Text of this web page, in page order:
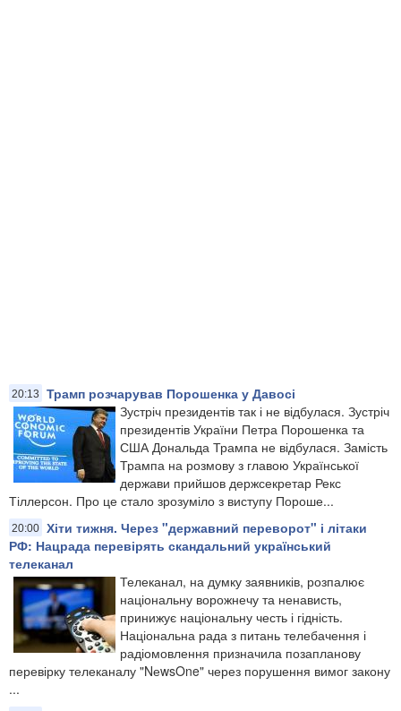
20:13
Трамп розчарував Порошенка у Давосі
Зустріч президентів так і не відбулася. Зустріч
президентів України Петра Порошенка та
США Дональда Трампа не відбулася. Замість
Трампа на розмову з главою Української
держави прийшов держсекретар Рекс
Тіллерсон. Про це стало зрозуміло з виступу Пороше...
20:00 Хіти тижня. Через "державний переворот" і літаки
РФ: Нацрада перевірять скандальний український
телеканал
Телеканал, на думку заявників, розпалює
національну ворожнечу та ненависть,
принижує національну честь і гідність.
Національна рада з питань телебачення і
радіомовлення призначила позапланову
перевірку телеканалу "NеwsOne" через порушення вимог закону
...